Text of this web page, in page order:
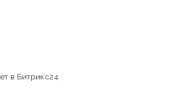
в Битрикс24